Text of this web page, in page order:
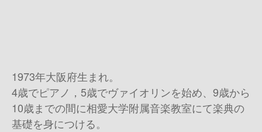
1973年大阪府生まれ。
4歳でピアノ，5歳でヴァイオリンを始め、9歳から
10歳までの間に相愛大学附属音楽教室にて楽典の
基礎を身につける。